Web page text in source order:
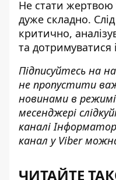
Не стати жертвою
дуже складно.
критично,
та дотримуватися
Підписуйтесь на
не пропустити
новинами в
месенджері
каналі
канал у Viber
ЧИТАЙТЕ